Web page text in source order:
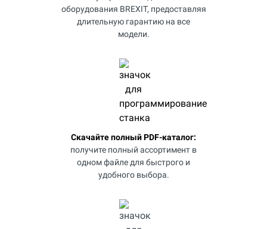
оборудования BREXIT, предоставляя
длительную гарантию на все
модели.
Скачайте полный PDF-каталог:
получите полный ассортимент в
одном файле для быстрого и
удобного выбора.